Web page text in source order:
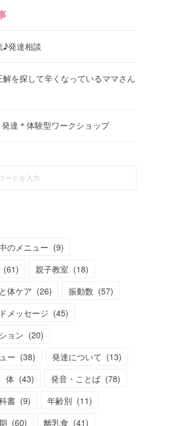
♪発達相談
解を探して辛くなっているママさん
達＊体験型ワークショップ
のメニュー (9)
(61) 親子教室 (18)
体ケア (26) 振動数 (57)
メッセージ (45)
ョン (20)
ー (38) 発達について (13)
体 (43) 発音・ことば (78)
書 (9) 年齢別 (11)
(60) 離乳食 (41)